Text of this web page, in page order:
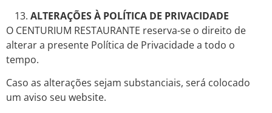
ALTERAÇÕES À POLÍTICA DE PRIVACIDADE
O CENTURIUM RESTAURANTE reserva-se o direito de
alterar a presente Política de Privacidade a todo o
tempo.
Caso as alterações sejam substanciais, será colocado
um aviso seu website.